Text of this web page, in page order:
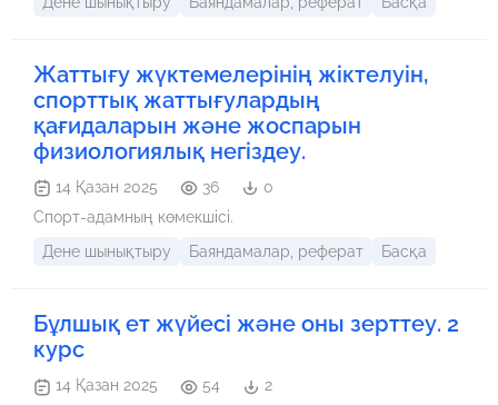
Жаттығу жүктемелерінің жіктелуін,
спорттық жаттығулардың
қағидаларын және жоспарын
физиологиялық негіздеу.
14 Қазан 2025 36
0
Спорт-адамның көмекшісі.
Дене шынықтыру
Баяндамалар, реферат Басқа
Бұлшық ет жүйесі және оны зерттеу. 2
курс
14 Қазан 2025 54
2